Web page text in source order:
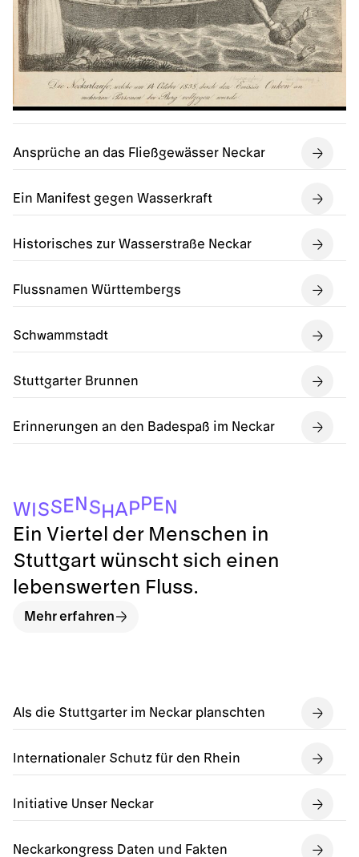
Ansprüche an das Fließgewässer Neckar
Ein Manifest gegen Wasserkraft
Historisches zur Wasserstraße Neckar
Flussnamen Württembergs
Schwammstadt
Stuttgarter Brunnen
Erinnerungen an den Badespaß im Neckar
Als die Stuttgarter im Neckar planschten
Internationaler Schutz für den Rhein
Initiative Unser Neckar
Neckarkongress Daten und Fakten
WISSENSHA PPEN
Ein Viertel der Menschen in
Stuttgart wünscht sich einen
lebenswerten Fluss.
Mehr erfahren